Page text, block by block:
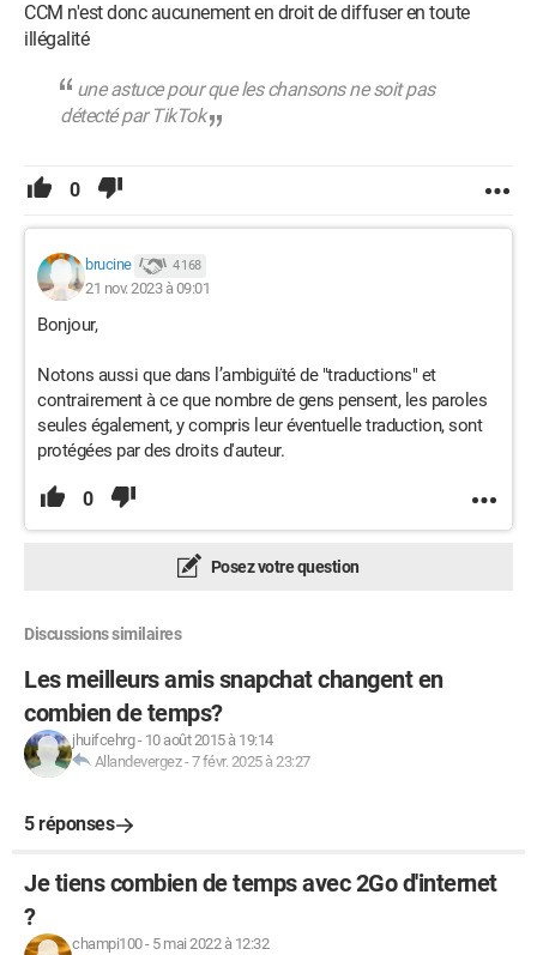
CCM n'est donc aucunement en droit de diffuser en toute
illégalité
une astuce pour que les chansons ne soit pas
détecté par TikTok
0
brucine 4 168
21 nov. 2023 à 09:01
Bonjour,
Notons aussi que dans l’ambiguïté de "traductions" et
contrairement à ce que nombre de gens pensent, les paroles
seules également, y compris leur éventuelle traduction, sont
protégées par des droits d'auteur.
0
Posez votre question
Discussions similaires
Les meilleurs amis snapchat changent en
combien de temps?
jhuifcehrg- 10 août 2015 à 19:14
Allandevergez-7 févr. 2025 à 23:27
5 réponses
Je tiens combien de temps avec 2Go d'internet
?
champi100- 5 mai 2022 à 12:32